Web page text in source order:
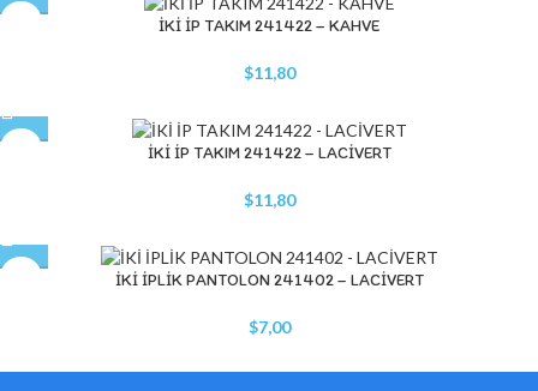
İKİ İP TAKIM 241422 – KAHVE
$11,80
İKİ İP TAKIM 241422 – LACİVERT
$11,80
İKİ İPLİK PANTOLON 241402 – LACİVERT
$7,00